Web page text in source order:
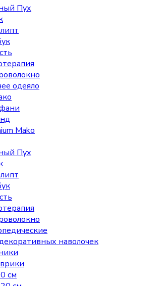
Пух
одеяло
Mako
Пух
наволочек
см